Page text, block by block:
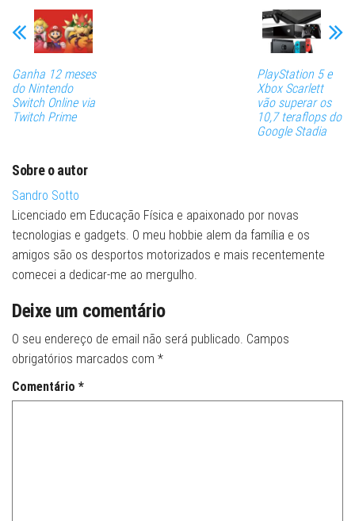
Ganha 12 meses
do Nintendo
Switch Online via
Twitch Prime
PlayStation 5 e
Xbox Scarlett
vão superar os
10,7 teraflops do
Google Stadia
Sobre o autor
Sandro Sotto
Licenciado em Educação Física e apaixonado por novas
tecnologias e gadgets. O meu hobbie alem da família e os
amigos são os desportos motorizados e mais recentemente
comecei a dedicar-me ao mergulho.
Deixe um comentário
O seu endereço de email não será publicado. Campos
obrigatórios marcados com *
Comentário *